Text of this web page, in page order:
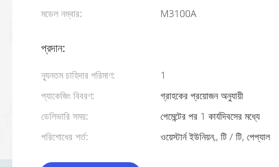
মডেল নম্বার:
M3100A
প্রদান:
ন্যূনতম চাহিদার পরিমাণ:
1
প্যাকেজিং বিবরণ:
গ্রাহকের প্রয়োজন অনুযায়ী
ডেলিভারি সময়:
পেমেন্টের পর 1 কার্যদিবসের মধ্যে
পরিশোধের শর্ত:
ওয়েস্টার্ন ইউনিয়ন,, টি / টি, পেপ্যাল